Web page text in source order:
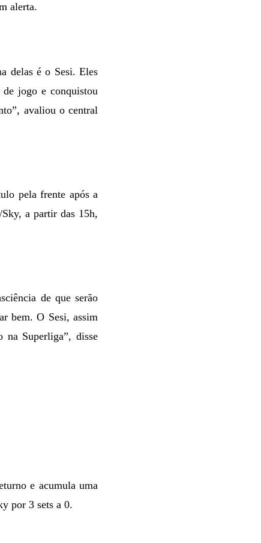
alerta.
delas é o Sesi. Eles
jogo e conquistou
avaliou o central
pela frente após a
a partir das 15h,
de que serão
bem. O Sesi, assim
na Superliga”, disse
e acumula uma
por 3 sets a 0.